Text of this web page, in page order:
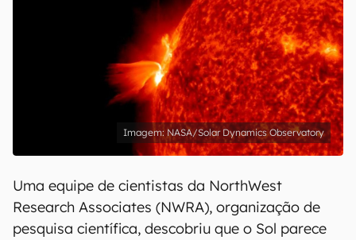
NASA/Solar Dynamics Observatory
Uma equipe de cientistas da NorthWest
Research Associates (NWRA), organização de
pesquisa científica, descobriu que o Sol parece